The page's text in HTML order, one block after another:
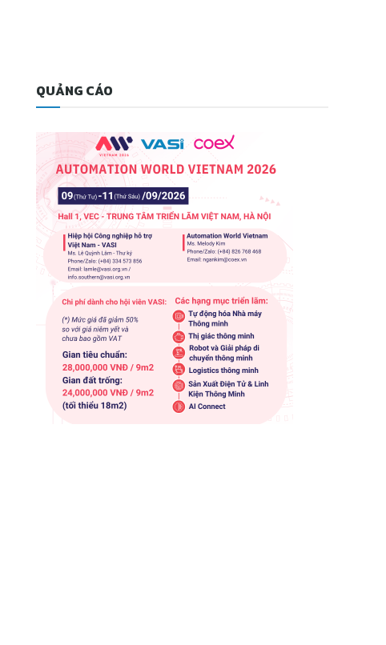
QUẢNG CÁO